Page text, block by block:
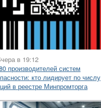
в 19:12
производителей систем
кто лидирует по числу
в реестре Минпромторга